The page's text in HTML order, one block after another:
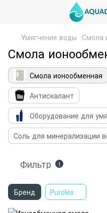
Умягчение воды Смола
Смола
Смола ионообменная
Антискалант
Оборудование для
Соль для минерализации
Фильтр 1
Бренд Purolex